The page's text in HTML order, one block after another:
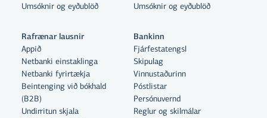
Með því að smella á „Leyfa allar“
samþykkir þú notkun á vefkökum
Umsóknir og eyðublöð
Umsóknir og eyðublöð
Rafrænar lausnir
Appið
Netbanki einstaklinga
Netbanki fyrirtækja
Beintenging við bókhald
(B2B)
Undirritun skjala
Bankinn
Fjárfestatengsl
Skipulag
Vinnustaðurinn
Póstlistar
Persónuvernd
Reglur og skilmálar